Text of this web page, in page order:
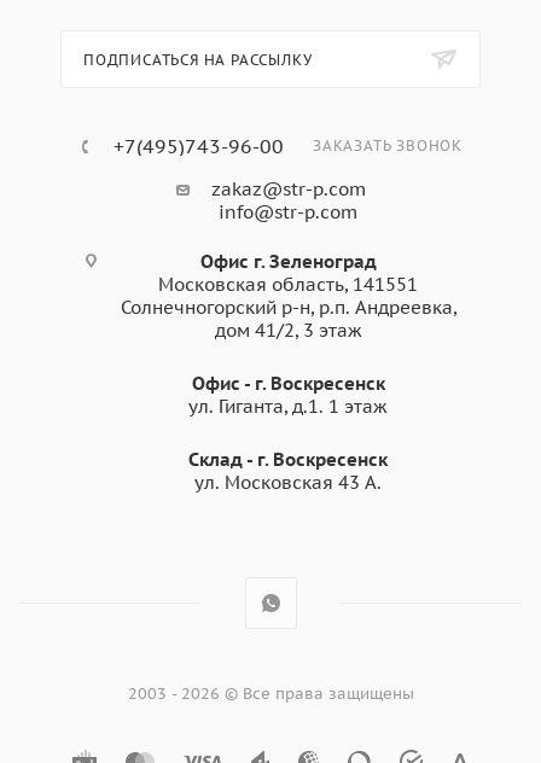
ПОДПИСАТЬСЯ НА РАССЫЛКУ
+7(495)743-96-00 ЗАКАЗАТЬ ЗВОНОК
zakaz@str-p.com
info@str-p.com
Офис г. Зеленоград
Московская область, 141551
Солнечногорский р-н, р.п. Андреевка,
дом 41/2, 3 этаж
Офис - г. Воскресенск
ул. Гиганта, д.1. 1 этаж
Склад - г. Воскресенск
ул. Московская 43 А.
2003 - 2026 © Все права защищены